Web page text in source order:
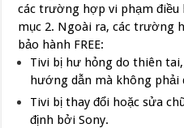
các trường hợp vi phạm
mục 2. Ngoài ra, các trường
bảo hành FREE:
Tivi bị hư hỏng do thiên
hướng dẫn mà không phải
Tivi bị thay đổi hoặc sửa
định bởi Sony.